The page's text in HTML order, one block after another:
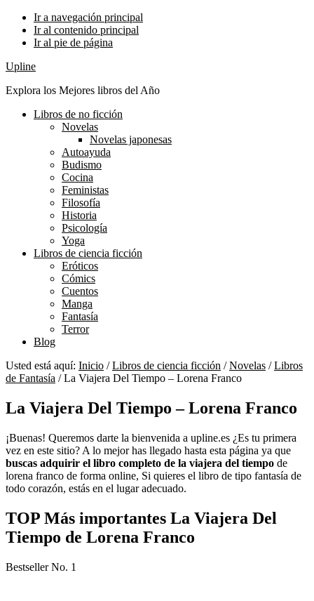
Ir a navegación principal
Ir al contenido principal
Ir al pie de página
Upline
Explora los Mejores libros del Año
Libros de no ficción
Novelas
Novelas japonesas
Autoayuda
Budismo
Cocina
Feministas
Filosofía
Historia
Psicología
Yoga
Libros de ciencia ficción
Eróticos
Cómics
Cuentos
Manga
Fantasía
Terror
Blog
Usted está aquí: Inicio / Libros de ciencia ficción / Novelas / Libros
de Fantasía /La Viajera Del Tiempo – Lorena Franco
La Viajera Del Tiempo – Lorena Franco
¡Buenas! Queremos darte la bienvenida a upline.es ¿Es tu primera
vez en este sitio? A lo mejor has llegado hasta esta página ya que
buscas adquirir el libro completo de la viajera del tiempo de
lorena franco de forma online, Si quieres el libro de tipo fantasía de
todo corazón, estás en el lugar adecuado.
TOP Más importantes La Viajera Del
Tiempo de Lorena Franco
Bestseller No. 1